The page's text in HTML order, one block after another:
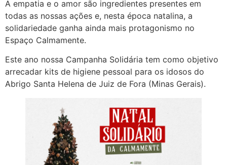
A empatia e o amor são ingredientes presentes em
todas as nossas ações e, nesta época natalina, a
solidariedade ganha ainda mais protagonismo no
Espaço Calmamente.
Este ano nossa Campanha Solidária tem como objetivo
arrecadar kits de higiene pessoal para os idosos do
Abrigo Santa Helena de Juiz de Fora (Minas Gerais).